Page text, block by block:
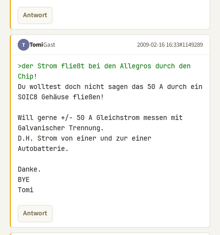
Antwort
T TomiGast 2009-02-16 16:33#1149289
>der Strom fließt bei den Allegros durch den
Chip!
Du wolltest doch nicht sagen das 50 A durch ein
SOIC8 Gehäuse fließen!
Will gerne +/- 50 A Gleichstrom messen mit
Galvanischer Trennung.
D.H. Strom von einer und zur einer
Autobatterie.
Danke.
BYE
Tomi
Antwort